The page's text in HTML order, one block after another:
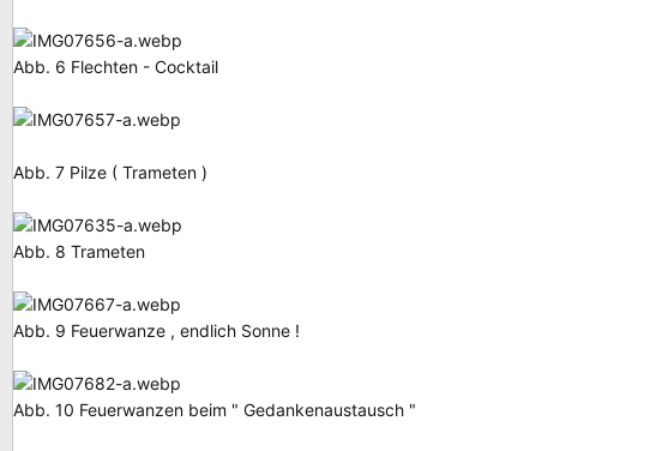
Abb. 6 Flechten - Cocktail
Abb. 7 Pilze ( Trameten )
Abb. 8 Trameten
Abb. 9 Feuerwanze , endlich Sonne !
Abb. 10 Feuerwanzen beim " Gedankenaustausch "